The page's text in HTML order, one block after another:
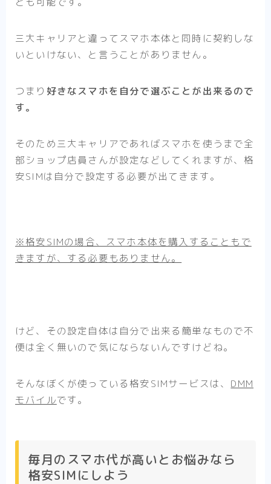
三大キャリアと違ってスマホ本体と同時に契約しな
いといけない、と言うことがありません。
つまり 好きなスマホを自分で選ぶことが出来るので
す。
そのため三大キャリアであればスマホを使うまで全
部ショップ店員さんが設定などしてくれますが、格
安SIMは自分で設定する必要が出てきます。
※格安SIMの場合、スマホ本体を購入することもで
きますが、する必要もありません。
けど、その設定自体は自分で出来る簡単なもので不
便は全く無いので気にならないんですけどね。
そんなぼくが使っている格安SIMサービスは、 DMM
モバイルです。
毎月のスマホ代が高いとお悩みなら
格安SIMにしよう